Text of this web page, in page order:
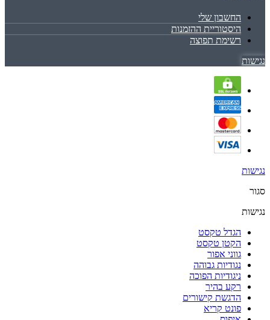
החשבון שלי
היסטוריית ההזמנות
רשימת תפוצה
נגישות
נגישות
סגור
נגישות
הגדל טקסט
הקטן טקסט
גווני אפור
נגודיות גבוהה
ניגודיות הפוכה
רקע בהיר
הדגשת קישורים
פונט קריא